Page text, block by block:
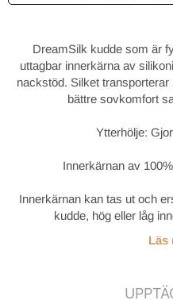
DreamSilk kudde som är
uttagbar innerkärna av
nackstöd. Silket
bättre sovkomfort
Ytterhölje:
Innerkärnan av
Innerkärnan kan tas ut och
kudde, hög eller låg
Läs